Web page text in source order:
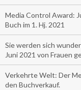
Media Control Award:
Buch im 1. Hj. 2021
Sie werden sich
Juni 2021 von Frauen
Verkehrte Welt: Der
den Buchverkauf.